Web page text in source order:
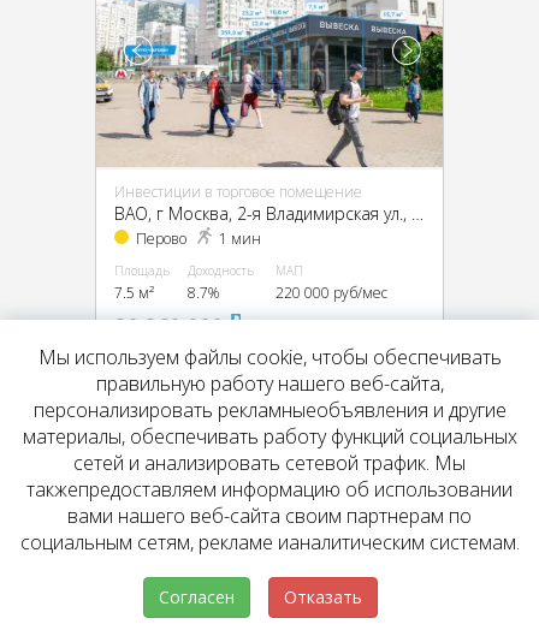
Инвестиции в торговое помещение
Перово 1 мин
Площадь
7.5 м²
Доходность
8.7%
МАП
220 000 руб/мес
30 360 000pуб
Retail
Мы используем файлы cookie, чтобы обеспечивать
правильную работу нашего веб-сайта,
персонализировать рекламныеобъявления и другие
материалы, обеспечивать работу функций социальных
сетей и анализировать сетевой трафик. Мы
такжепредоставляем информацию об использовании
вами нашего веб-сайта своим партнерам по
социальным сетям, рекламе ианалитическим системам.
Согласен Отказать